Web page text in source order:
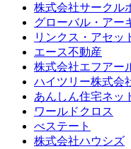
株式会社サークル
グローバル・アー
リンクス・アセッ
エース不動産
株式会社エフアー
ハイツリー株式会
あんしん住宅ネッ
ワールドクロス
べステート
株式会社ハウシズ